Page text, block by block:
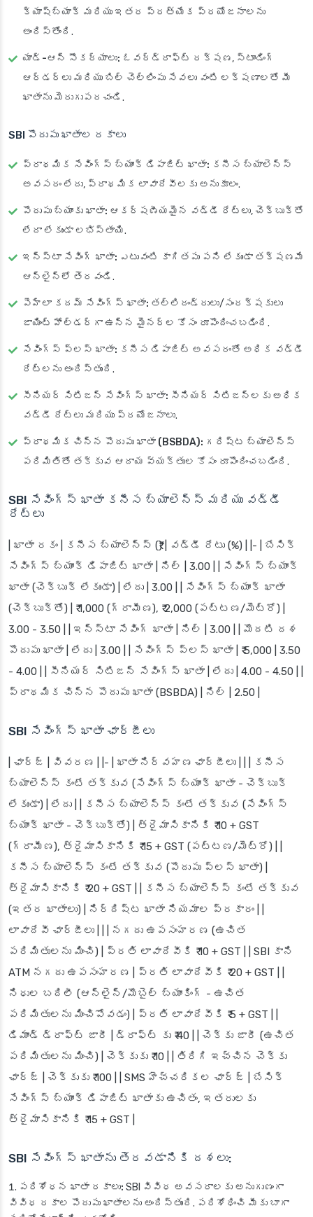
క్యాష్‌బ్యాక్ మరియు ఇతర ప్రత్యేక ప్రయోజనాలను
అందిస్తోంది.
యాడ్-ఆన్ సౌకర్యాలు: ఓవర్‌డ్రాఫ్ట్ రక్షణ, స్టాండింగ్
ఆర్డర్‌లు మరియు బిల్ చెల్లింపు సేవలు వంటి లక్షణాలతో మీ
ఖాతాను మెరుగుపరచండి.
SBI పొదుపు ఖాతాల రకాలు
ప్రాథమిక సేవింగ్స్ బ్యాంక్ డిపాజిట్ ఖాతా: కనీస బ్యాలెన్స్
అవసరం లేదు, ప్రాథమిక లావాదేవీలకు అనుకూలం.
పొదుపు బ్యాంకు ఖాతా: ఆకర్షణీయమైన వడ్డీ రేట్లు, చెక్‌బుక్‌తో
లేదా లేకుండా లభిస్తాయి.
ఇన్‌స్టా సేవింగ్ ఖాతా: ఎటువంటి కాగితపు పని లేకుండా తక్షణమే
ఆన్‌లైన్‌లో తెరవండి.
పెహ్లా కదమ్ సేవింగ్స్ ఖాతా: తల్లిదండ్రులు/సంరక్షకులు
జాయింట్ హోల్డర్‌గా ఉన్న మైనర్‌ల కోసం రూపొందించబడింది.
సేవింగ్స్ ప్లస్ ఖాతా: కనీస డిపాజిట్ అవసరంతో అధిక వడ్డీ
రేట్లను అందిస్తుంది.
సీనియర్ సిటిజన్ సేవింగ్స్ ఖాతా: సీనియర్ సిటిజన్లకు అధిక
వడ్డీ రేట్లు మరియు ప్రయోజనాలు.
ప్రాథమిక చిన్న పొదుపు ఖాతా (BSBDA): గరిష్ట బ్యాలెన్స్
పరిమితితో తక్కువ ఆదాయ వ్యక్తుల కోసం రూపొందించబడింది.
SBI సేవింగ్స్ ఖాతా కనీస బ్యాలెన్స్ మరియు వడ్డీ
రేట్లు
| ఖాతా రకం | కనీస బ్యాలెన్స్ (₹) | వడ్డీ రేటు (%) | |- | బేసిక్
సేవింగ్స్ బ్యాంక్ డిపాజిట్ ఖాతా | నిల్ | 3.00 | | సేవింగ్స్ బ్యాంక్
ఖాతా (చెక్‌బుక్ లేకుండా) | లేదు | 3.00 | | సేవింగ్స్ బ్యాంక్ ఖాతా
(చెక్‌బుక్‌తో) | ₹ 1,000 (గ్రామీణ), ₹ 2,000 (పట్టణ/మెట్రో) |
3.00 - 3.50 | | ఇన్‌స్టా సేవింగ్ ఖాతా | నిల్ | 3.00 | | మొదటి దశ
పొదుపు ఖాతా | లేదు | 3.00 | | సేవింగ్స్ ప్లస్ ఖాతా | ₹ 5,000 | 3.50
- 4.00 | | సీనియర్ సిటిజన్ సేవింగ్స్ ఖాతా | లేదు | 4.00 - 4.50 | |
ప్రాథమిక చిన్న పొదుపు ఖాతా (BSBDA) | నిల్ | 2.50 |
SBI సేవింగ్స్ ఖాతా ఛార్జీలు
| ఛార్జ్ | వివరణ | |- | ఖాతా నిర్వహణ ఛార్జీలు | | | కనీస
బ్యాలెన్స్ కంటే తక్కువ (సేవింగ్స్ బ్యాంక్ ఖాతా - చెక్‌బుక్
లేకుండా) | లేదు | | కనీస బ్యాలెన్స్ కంటే తక్కువ (సేవింగ్స్
బ్యాంక్ ఖాతా - చెక్‌బుక్‌తో) | త్రైమాసికానికి ₹ 10 + GST
(గ్రామీణ), త్రైమాసికానికి ₹ 15 + GST (పట్టణ/మెట్రో) | |
కనీస బ్యాలెన్స్ కంటే తక్కువ (పొదుపు ప్లస్ ఖాతా) |
త్రైమాసికానికి ₹ 20 + GST | | కనీస బ్యాలెన్స్ కంటే తక్కువ
(ఇతర ఖాతాలు) | నిర్దిష్ట ఖాతా నియమాల ప్రకారం | |
లావాదేవీ ఛార్జీలు | | | నగదు ఉపసంహరణ (ఉచిత
పరిమితులను మించి) | ప్రతి లావాదేవీకి ₹ 10 + GST | | SBI కాని
ATM నగదు ఉపసంహరణ | ప్రతి లావాదేవీకి ₹ 20 + GST | |
నిధుల బదిలీ (ఆన్‌లైన్/మొబైల్ బ్యాంకింగ్ - ఉచిత
పరిమితులను మించిపోవడం) | ప్రతి లావాదేవీకి ₹ 5 + GST | |
డిమాండ్ డ్రాఫ్ట్ జారీ | డ్రాఫ్ట్ కు ₹ 40 | | చెక్కు జారీ (ఉచిత
పరిమితులను మించి) | చెక్కుకు ₹ 10 | | తిరిగి ఇచ్చిన చెక్కు
ఛార్జ్ | చెక్కుకు ₹ 100 | | SMS హెచ్చరికల ఛార్జ్ | బేసిక్
సేవింగ్స్ బ్యాంక్ డిపాజిట్ ఖాతాకు ఉచితం, ఇతరులకు
త్రైమాసికానికి ₹ 15 + GST |
SBI సేవింగ్స్ ఖాతాను తెరవడానికి దశలు:
పరిశోధన ఖాతా రకాలు: SBI వివిధ అవసరాలకు అనుగుణంగా
వివిధ రకాల పొదుపు ఖాతాలను అందిస్తుంది. పరిశోధించి మీకు బాగా